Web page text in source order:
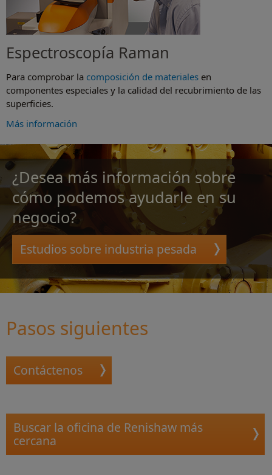
Espectroscopía Raman
Para comprobar la composición de materiales en
componentes especiales y la calidad del recubrimiento de las
superficies.
Más información
¿Desea más información sobre
cómo podemos ayudarle en su
negocio?
Estudios sobre industria pesada
Pasos siguientes
Contáctenos
Buscar la oficina de Renishaw más
cercana